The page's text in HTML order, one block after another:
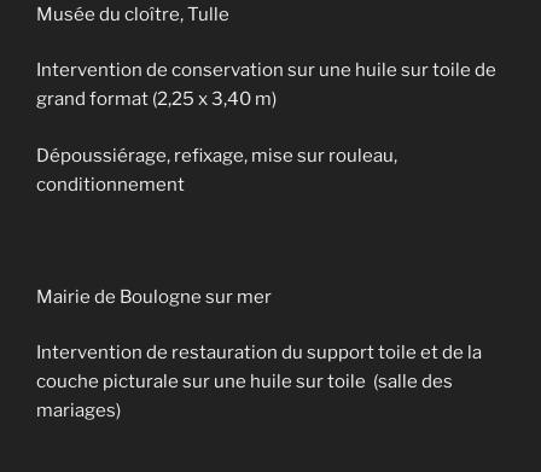
Musée du cloître, Tulle
Intervention de conservation sur une huile sur toile de
grand format (2,25 x 3,40 m)
Dépoussiérage, refixage, mise sur rouleau,
conditionnement
Mairie de Boulogne sur mer
Intervention de restauration du support toile et de la
couche picturale sur une huile sur toile (salle des
mariages)